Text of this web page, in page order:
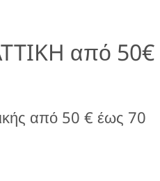
από 50€
από 50 € έως 70